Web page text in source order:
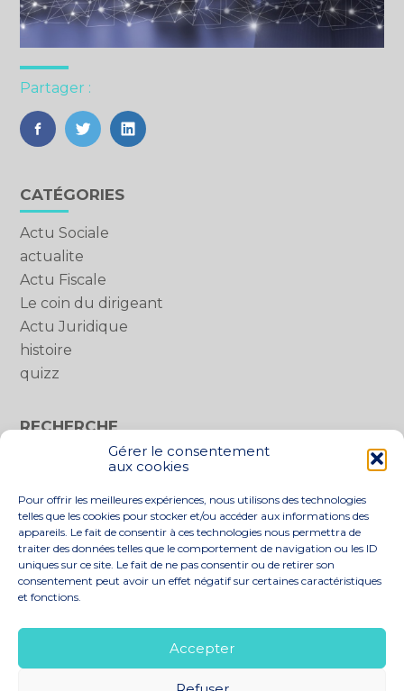
Gérer le consentement
aux cookies
Pour offrir les meilleures expériences, nous utilisons des technologies
telles que les cookies pour stocker et/ou accéder aux informations des
appareils. Le fait de consentir à ces technologies nous permettra de
traiter des données telles que le comportement de navigation ou les ID
uniques sur ce site. Le fait de ne pas consentir ou de retirer son
consentement peut avoir un effet négatif sur certaines caractéristiques
et fonctions.
Accepter
Partager :
FaceBook
TwitterLinkedIn
Blog
sidebar
CATÉGORIES
Actu Sociale
actualite
Actu Fiscale
Le coin du dirigeant
Actu Juridique
histoire
quizz
RECHERCHE
Rechercher :
Principale
NOS SOLUTIONS
ACTUALITÉS
RECRUTEMENT
CONTACT